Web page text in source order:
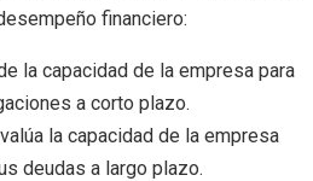
financiero:
la capacidad de la empresa para
a corto plazo.
la capacidad de la empresa
deudas a largo plazo.